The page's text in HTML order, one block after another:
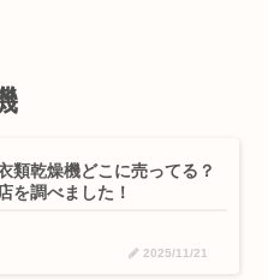
類乾燥機どこに売ってる？
を調べました！
2025/11/21